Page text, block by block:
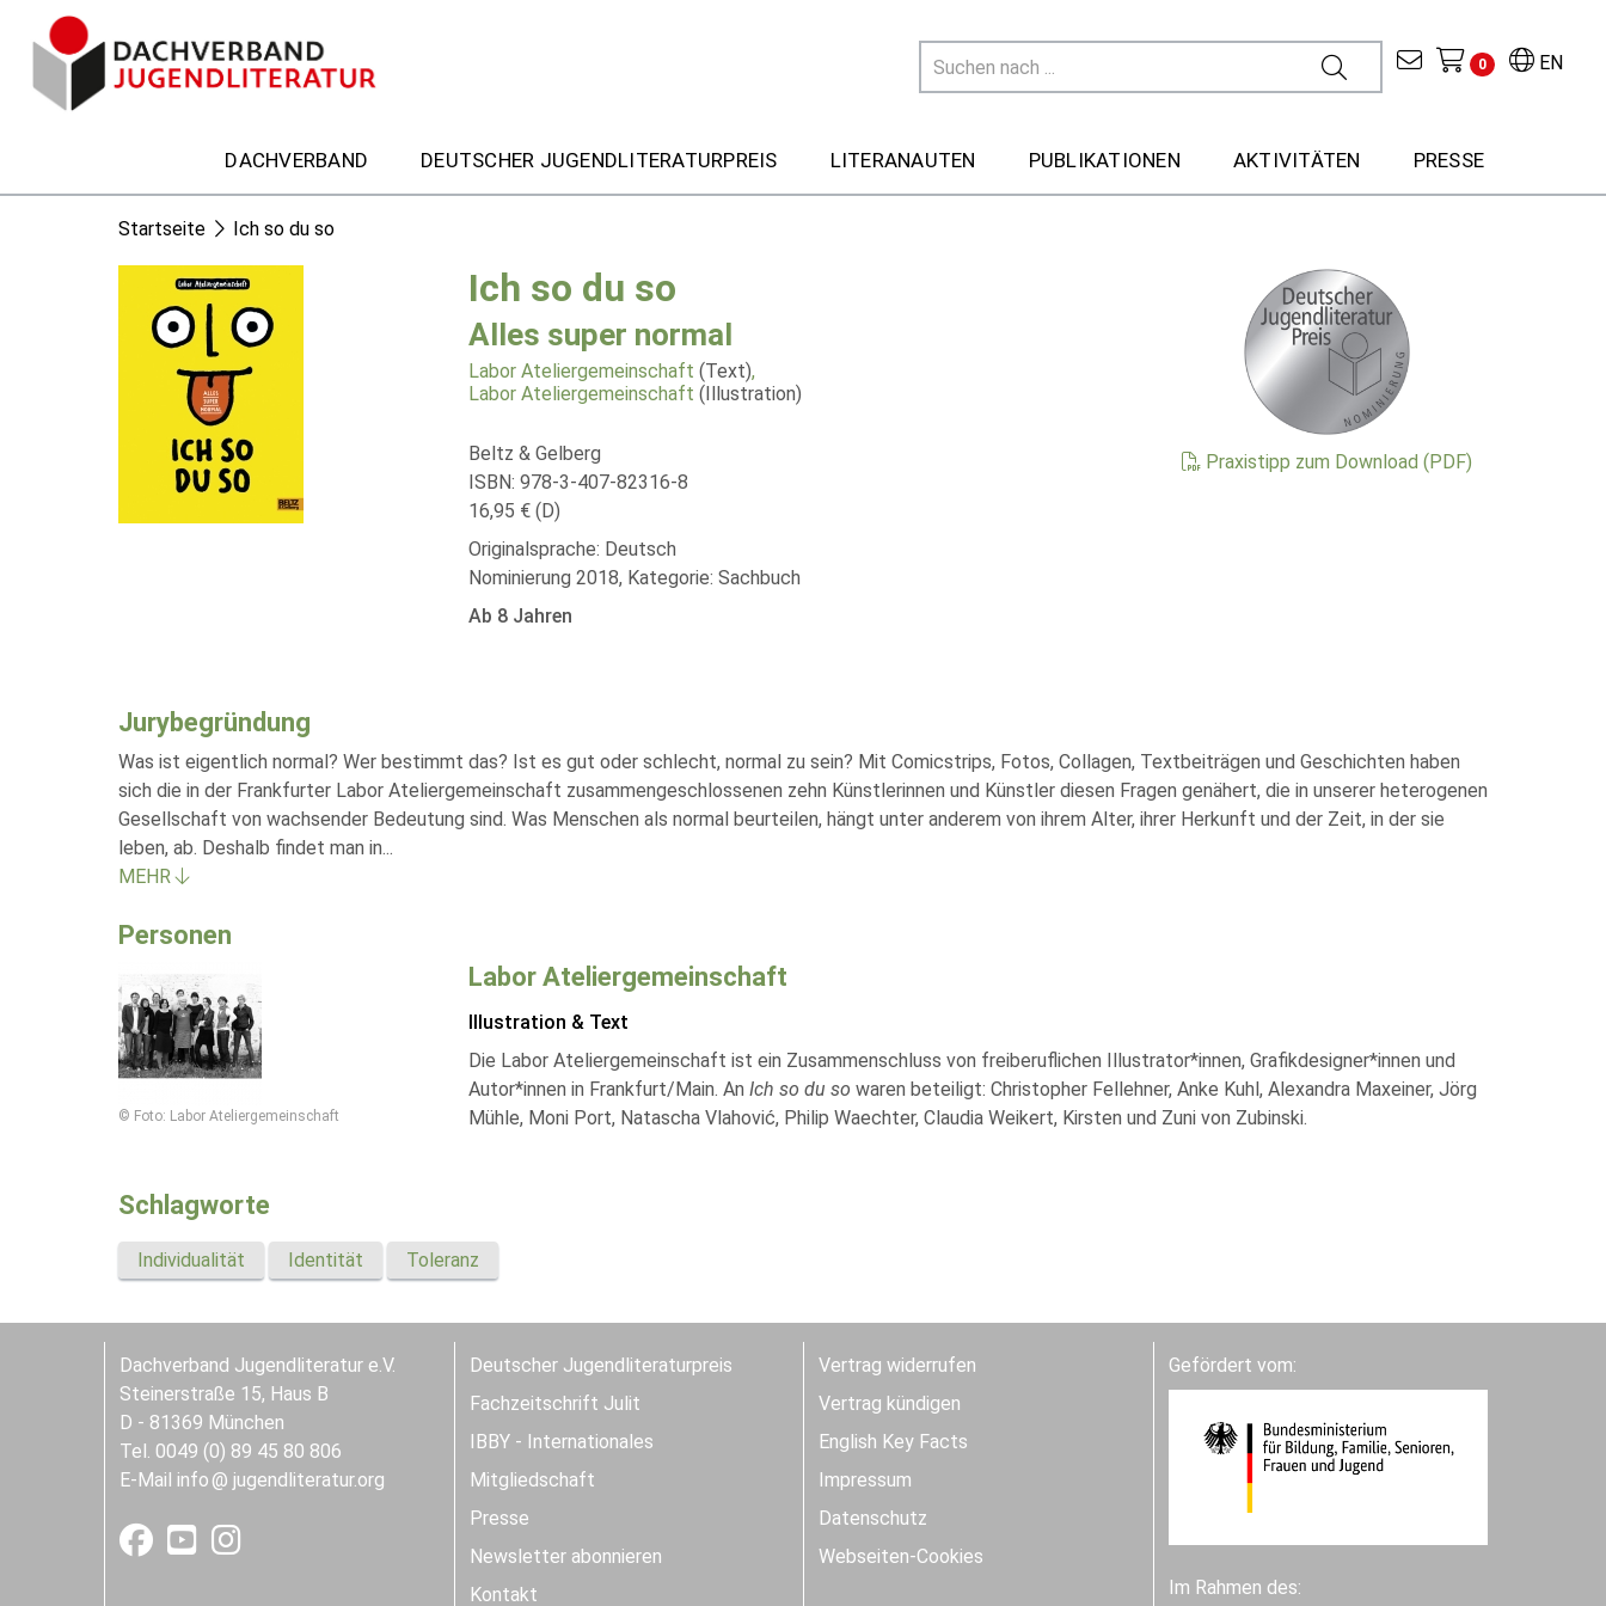
EN
0
DACHVERBAND DEUTSCHER JUGENDLITERATURPREIS LITERANAUTEN PUBLIKATIONEN AKTIVITÄTEN PRESSE
Startseite Ich so du so
Ich so du so
Alles super normal
Labor Ateliergemeinschaft (Text),
Labor Ateliergemeinschaft (Illustration)
Beltz & Gelberg
ISBN: 978-3-407-82316-8
16,95 € (D)
Originalsprache: Deutsch
Nominierung 2018, Kategorie: Sachbuch
Ab 8 Jahren
Praxistipp zum Download (PDF)
Jurybegründung
Was ist eigentlich normal? Wer bestimmt das? Ist es gut oder schlecht, normal zu sein? Mit Comicstrips, Fotos, Collagen, Textbeiträgen und Geschichten haben
sich die in der Frankfurter Labor Ateliergemeinschaft zusammengeschlossenen zehn Künstlerinnen und Künstler diesen Fragen genähert, die in unserer heterogenen
Gesellschaft von wachsender Bedeutung sind. Was Menschen als normal beurteilen, hängt unter anderem von ihrem Alter, ihrer Herkunft und der Zeit, in der sie
leben, ab. Deshalb findet man in...
MEHR
Personen
© Foto: Labor Ateliergemeinschaft
Labor Ateliergemeinschaft
Illustration & Text
Die Labor Ateliergemeinschaft ist ein Zusammenschluss von freiberuflichen Illustrator*innen, Grafikdesigner*innen und
Autor*innen in Frankfurt/Main. An Ich so du so waren beteiligt: Christopher Fellehner, Anke Kuhl, Alexandra Maxeiner, Jörg
Mühle, Moni Port, Natascha Vlahović, Philip Waechter, Claudia Weikert, Kirsten und Zuni von Zubinski.
Schlagworte
Individualität Identität Toleranz
Dachverband Jugendliteratur e.V.
Steinerstraße 15, Haus B
D - 81369 München
Tel. 0049 (0) 89 45 80 806
E-Mail info jugendliteratur.org
Deutscher Jugendliteraturpreis
Fachzeitschrift Julit
IBBY - Internationales
Mitgliedschaft
Presse
Newsletter abonnieren
Kontakt
Vertrag widerrufen
Vertrag kündigen
English Key Facts
Impressum
Datenschutz
Webseiten-Cookies
Gefördert vom:
Im Rahmen des: